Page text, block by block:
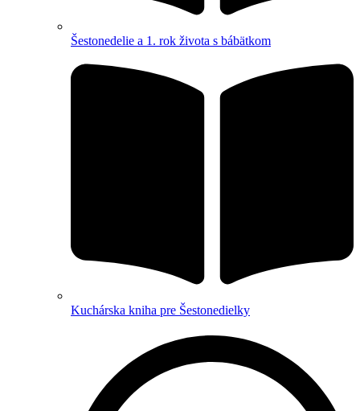
Šestonedelie a 1. rok života s bábätkom
Kuchárska kniha pre Šestonedielky